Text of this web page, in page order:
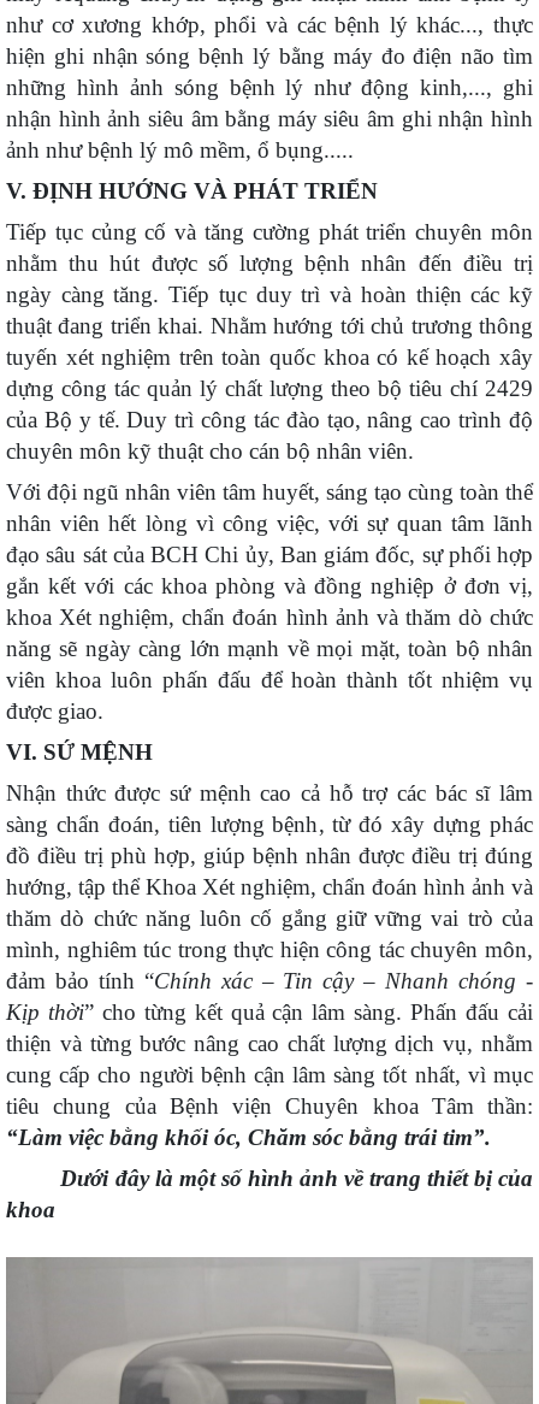
như cơ xương khớp, phổi và các bệnh lý khác..., thực
hiện ghi nhận sóng bệnh lý bằng máy đo điện não tìm
những hình ảnh sóng bệnh lý như động kinh,..., ghi
nhận hình ảnh siêu âm bằng máy siêu âm ghi nhận hình
ảnh như bệnh lý mô mềm, ổ bụng.....
V. ĐỊNH HƯỚNG VÀ PHÁT TRIỂN
Tiếp tục củng cố và tăng cường phát triển chuyên môn
nhằm thu hút được số lượng bệnh nhân đến điều trị
ngày càng tăng. Tiếp tục duy trì và hoàn thiện các kỹ
thuật đang triển khai. Nhằm hướng tới chủ trương thông
tuyến xét nghiệm trên toàn quốc khoa có kế hoạch xây
dựng công tác quản lý chất lượng theo bộ tiêu chí 2429
của Bộ y tế. Duy trì công tác đào tạo, nâng cao trình độ
chuyên môn kỹ thuật cho cán bộ nhân viên.
Với đội ngũ nhân viên tâm huyết, sáng tạo cùng toàn thể
nhân viên hết lòng vì công việc, với sự quan tâm lãnh
đạo sâu sát của BCHChi ủy, Ban giám đốc, sự phối hợp
gắn kết với các khoa phòng và đồng nghiệp ở đơn vị,
khoa Xét nghiệm,chẩn đoán hình ảnh và thăm dò chức
năng sẽ ngày càng lớn mạnh về mọi mặt, toàn bộ nhân
viên khoa luôn phấn đấu để hoàn thành tốt nhiệm vụ
được giao.
VI. SỨ MỆNH
Nhận thức được sứ mệnh cao cả hỗ trợ các bác sĩ lâm
sàng chẩn đoán, tiên lượng bệnh, từ đó xây dựng phác
đồ điều trị phù hợp, giúp bệnh nhân được điều trị đúng
hướng, tập thể Khoa Xét nghiệm, chẩn đoán hình ảnh và
thăm dò chức năng luôn cố gắng giữ vững vai trò của
mình, nghiêm túc trong thực hiện công tác chuyên môn,
đảm bảo tính “Chính xác – Tin cậy – Nhanh chóng -
Kịp thời” cho từng kết quảcận lâm sàng. Phấn đấu cải
thiện và từng bước nâng cao chất lượng dịch vụ, nhằm
cung cấp cho người bệnh cận lâm sàng tốt nhất, vì mục
tiêu chung của Bệnh việnChuyên khoa Tâm thần:
“Làm việc bằng khối óc, Chăm sóc bằng trái tim”.
Dưới đây là một số hình ảnh về trang thiết bị của
khoa